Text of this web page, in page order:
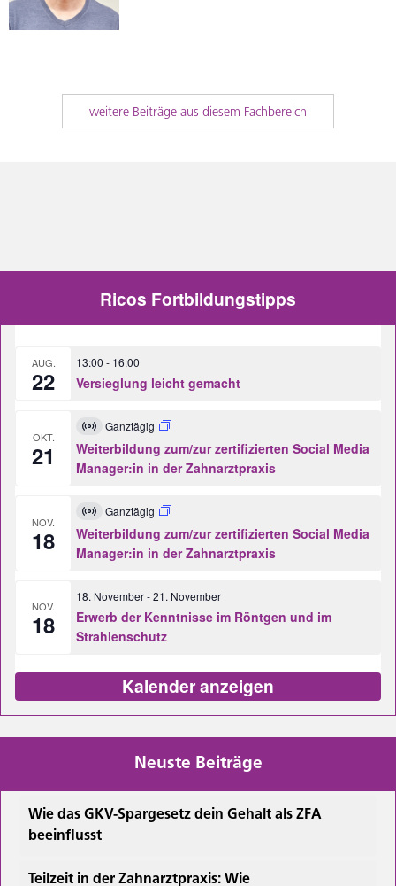
weitere Beiträge aus diesem Fachbereich
Ricos Fortbildungstipps
AUG.
22
13:00 - 16:00
Versieglung leicht gemacht
OKT.
21
Virtuell
Veranstaltung
Ganztägig
Weiterbildung zum/zur zertifizierten Social Media
Manager:in in der Zahnarztpraxis
NOV.
18
Virtuell
Veranstaltung
Ganztägig
Weiterbildung zum/zur zertifizierten Social Media
Manager:in in der Zahnarztpraxis
NOV.
18
18. November-21. November
Erwerb der Kenntnisse im Röntgen und im
Strahlenschutz
Kalender anzeigen
Neuste Beiträge
Wie das GKV-Spargesetz dein Gehalt als ZFA
beeinflusst
Teilzeit in der Zahnarztpraxis: Wie